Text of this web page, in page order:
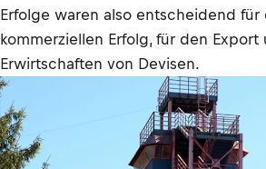
Erfolge waren also entscheidend für
kommerziellen Erfolg, für den Export
Erwirtschaften von Devisen.